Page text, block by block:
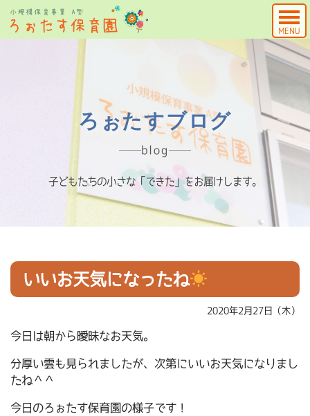
MENU
ろぉたすブログ
blog
子どもたちの小さな「できた」をお届けします。
いいお天気になったね
2020年2月27日（木）
今日は朝から曖昧なお天気。
分厚い雲も見られましたが、次第にいいお天気になりまし
たね＾＾
今日のろぉたす保育園の様子です！